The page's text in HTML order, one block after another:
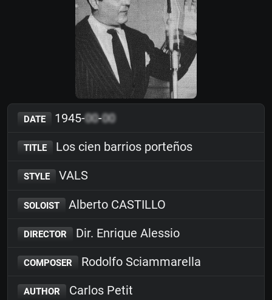
DATE 1945-00-00
TITLE Los cien barrios porteños
STYLE VALS
SOLOIST Alberto CASTILLO
DIRECTOR Dir. Enrique Alessio
COMPOSER Rodolfo Sciammarella
AUTHOR Carlos Petit